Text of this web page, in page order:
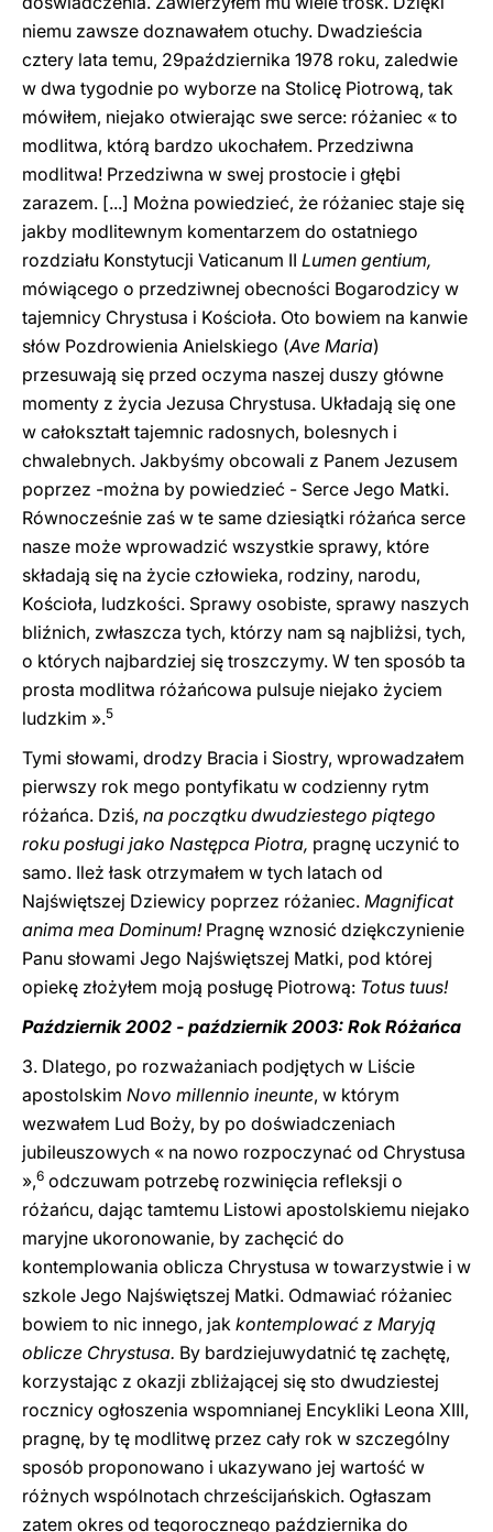
niemu zawsze doznawałem otuchy. Dwadzieścia
cztery lata temu, 29października 1978 roku, zaledwie
w dwa tygodnie po wyborze na Stolicę Piotrową, tak
mówiłem, niejako otwierając swe serce: różaniec « to
modlitwa, którą bardzo ukochałem. Przedziwna
modlitwa! Przedziwna w swej prostocie i głębi
zarazem. [...] Można powiedzieć, że różaniec staje się
jakby modlitewnym komentarzem do ostatniego
rozdziału Konstytucji Vaticanum II Lumen gentium,
mówiącego o przedziwnej obecności Bogarodzicy w
tajemnicy Chrystusa i Kościoła. Oto bowiem na kanwie
słów Pozdrowienia Anielskiego (Ave Maria)
przesuwają się przed oczyma naszej duszy główne
momenty z życia Jezusa Chrystusa. Układają się one
w całokształt tajemnic radosnych, bolesnych i
chwalebnych. Jakbyśmy obcowali z Panem Jezusem
poprzez -można by powiedzieć - Serce Jego Matki.
Równocześnie zaś w te same dziesiątki różańca serce
nasze może wprowadzić wszystkie sprawy, które
składają się na życie człowieka, rodziny, narodu,
Kościoła, ludzkości. Sprawy osobiste, sprawy naszych
bliźnich, zwłaszcza tych, którzy nam są najbliżsi, tych,
o których najbardziej się troszczymy. W ten sposób ta
prosta modlitwa różańcowa pulsuje niejako życiem
ludzkim ».5
Tymi słowami, drodzy Bracia i Siostry, wprowadzałem
pierwszy rok mego pontyfikatu w codzienny rytm
różańca. Dziś, na początku dwudziestego piątego
roku posługi jako Następca Piotra, pragnę uczynić to
samo. Ileż łask otrzymałem w tych latach od
Najświętszej Dziewicy poprzez różaniec. Magnificat
anima mea Dominum!Pragnę wznosić dziękczynienie
Panu słowami Jego Najświętszej Matki, pod której
opiekę złożyłem moją posługę Piotrową: Totus tuus!
Październik 2002 - październik 2003: Rok Różańca
3. Dlatego, po rozważaniach podjętych w Liście
apostolskim Novo millennio ineunte, w którym
wezwałem Lud Boży, by po doświadczeniach
jubileuszowych « na nowo rozpoczynać od Chrystusa
»,6 odczuwam potrzebę rozwinięcia refleksji o
różańcu, dając tamtemu Listowi apostolskiemu niejako
maryjne ukoronowanie, by zachęcić do
kontemplowania oblicza Chrystusa w towarzystwie i w
szkole Jego Najświętszej Matki. Odmawiać różaniec
bowiem to nic innego, jak kontemplować z Maryją
oblicze Chrystusa. By bardziejuwydatnić tę zachętę,
korzystając z okazji zbliżającej się sto dwudziestej
rocznicy ogłoszenia wspomnianej Encykliki Leona XIII,
pragnę, by tę modlitwę przez cały rok w szczególny
sposób proponowano i ukazywano jej wartość w
różnych wspólnotach chrześcijańskich. Ogłaszam
zatem okres od tegorocznego października do